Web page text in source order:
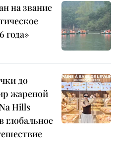
на звание
года»
до
жареной
Hills
глобальное